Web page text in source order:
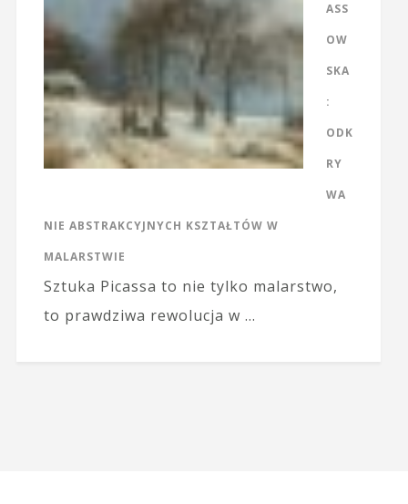
ASS
OW
SKA
:
ODK
RY
WA
NIE ABSTRAKCYJNYCH KSZTAŁTÓW W
MALARSTWIE
Sztuka Picassa to nie tylko malarstwo,
to prawdziwa rewolucja w …